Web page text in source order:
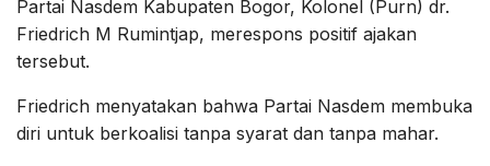
Partai Nasdem Kabupaten Bogor, Kolonel (Purn) dr.
Friedrich M Rumintjap, merespons positif ajakan
tersebut.
Friedrich menyatakan bahwa Partai Nasdem membuka
diri untuk berkoalisi tanpa syarat dan tanpa mahar.